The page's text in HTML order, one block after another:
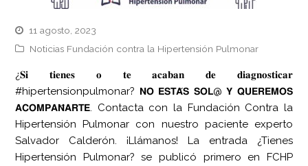
11 agosto, 2023
Noticias Fundación contra la Hipertensión Pulmonar
¿𝐒𝐢 𝐭𝐢𝐞𝐧𝐞𝐬 𝐨 𝐭𝐞 𝐚𝐜𝐚𝐛𝐚𝐧 𝐝𝐞 𝐝𝐢𝐚𝐠𝐧𝐨𝐬𝐭𝐢𝐜𝐚𝐫
#hipertensionpulmonar? 𝗡𝗢 𝗘𝗦𝗧𝗔́𝗦 𝗦𝗢𝗟@ 𝗬 𝗤𝗨𝗘𝗥𝗘𝗠𝗢𝗦
𝗔𝗖𝗢𝗠𝗣𝗔𝗡̃𝗔𝗥𝗧𝗘. Contacta con la Fundación Contra la
Hipertensión Pulmonar con nuestro paciente experto
Salvador Calderón. ¡Llámanos! La entrada ¿Tienes
Hipertensión Pulmonar? se publicó primero en FCHP